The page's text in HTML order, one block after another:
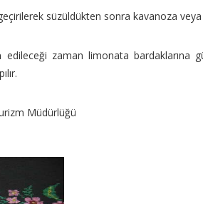
süzüldükten sonra kavanoza
zaman limonata bardaklarına
Müdürlüğü